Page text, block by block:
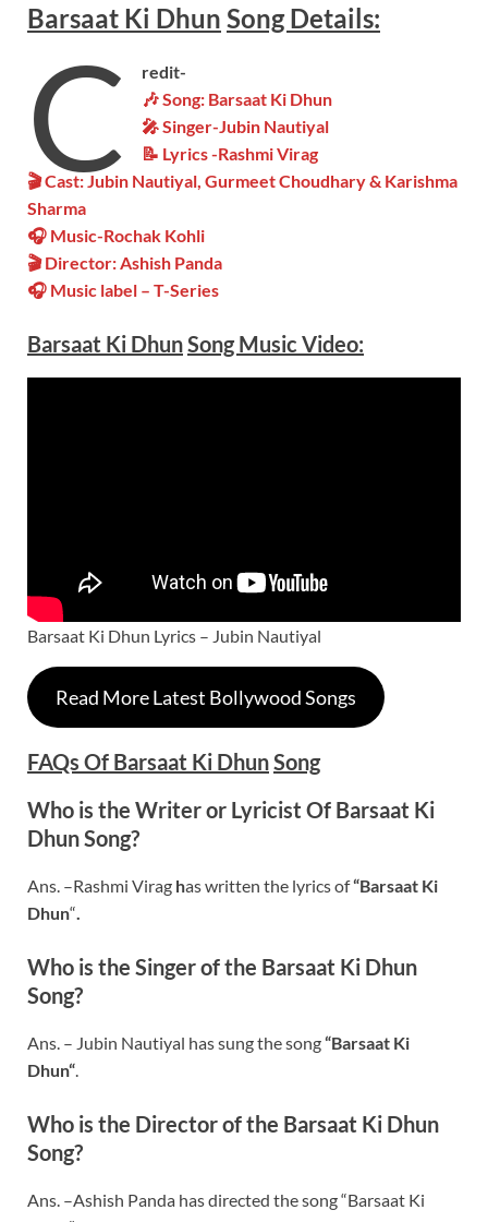
Barsaat Ki Dhun SongDetails:
C
redit-
🎶 Song: Barsaat Ki Dhun
🎤 Singer-Jubin Nautiyal
📝 Lyrics -Rashmi Virag
🎬 Cast: Jubin Nautiyal, Gurmeet Choudhary & Karishma
Sharma
🎧 Music-Rochak Kohli
🎬 Director: Ashish Panda
🎧 Music label – T-Series
Barsaat Ki DhunSong Music Video:
Barsaat Ki Dhun Lyrics – Jubin Nautiyal
Read More Latest Bollywood Songs
FAQs Of Barsaat Ki DhunSong
Who is the Writer or Lyricist Of Barsaat Ki
DhunSong?
Ans. –Rashmi Virag has written the lyrics of“Barsaat Ki
Dhun“.
Who is the Singer of the Barsaat Ki Dhun
Song?
Ans. – Jubin Nautiyal has sung the song“Barsaat Ki
Dhun“.
Who is the Director of the Barsaat Ki Dhun
Song?
Ans. –Ashish Panda has directed the song “Barsaat Ki